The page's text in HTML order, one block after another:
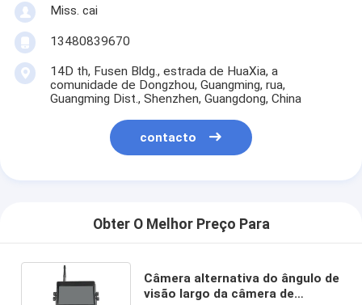
Miss. cai
13480839670
14D th, Fusen Bldg., estrada de HuaXia, a
comunidade de Dongzhou, Guangming, rua,
Guangming Dist., Shenzhen, Guangdong, China
contacto
Obter O Melhor Preço Para
Câmera alternativa do ângulo de
visão largo da câmera de